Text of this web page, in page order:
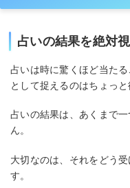
占いの結果を絶対
占いは時に驚くほど当た
として捉えるのはちょっと
占いの結果は、あくまで
ん。
大切なのは、それをどう
す。